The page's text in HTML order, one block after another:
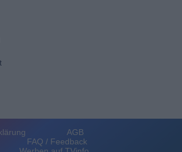
AGB
FAQ / Feedback